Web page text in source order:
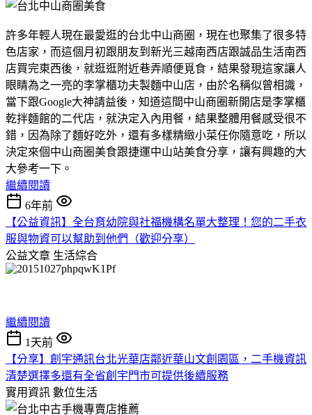
許多年輕人現在最愛逛的台北中山商圈，現在也聚集了很多特
色店家，而這個月初跟朋友到新光三越南西店跟誠品生活南西
店買完東西後，就逛逛附近巷弄順便覓食，結果發現這家讓人
眼睛為之一亮的李掌櫃功夫製麵中山店，由於名稱似曾相識，
當下跟Google大神請益後，知道這間中山商圈新開店是李掌櫃
乾拌麵館的二代店，就決定入內用餐，結果整體用餐感受很不
錯，因為除了麵好吃外，還有多樣精緻小菜任你隨意吃，所以
決定來個中山商圈美食跟捷運中山站美食分享，讓有興趣的大
大參考一下。
繼續閱讀
6年前
【公益資訊】全台育幼院與社福機構名單大整理！您的二手衣
服與物資可以幫助到他們（歡迎分享）
公益文章 生活綜合
繼續閱讀
1天前
【分享】創宇通訊台北光華店鄰近華山文創園區，二手機資訊
清楚選擇多還有全省創宇門市可提供後續服務
實用資訊 數位生活